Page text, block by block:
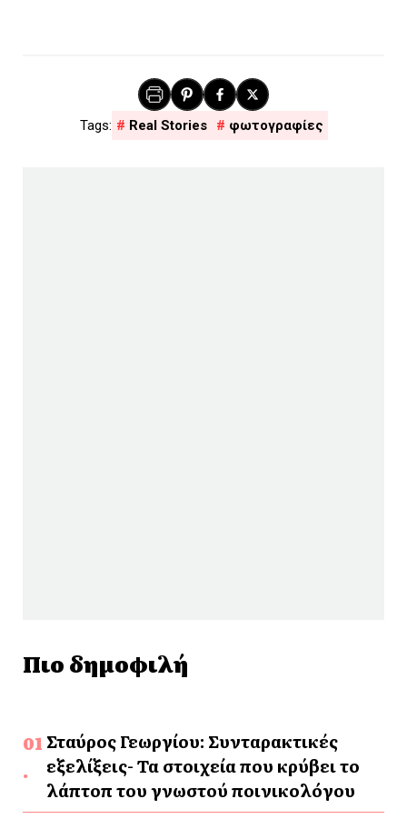
Real Stories φωτογραφίες
Πιο δημοφιλή
Σταύρος Γεωργίου: Συνταρακτικές
εξελίξεις- Τα στοιχεία που κρύβει το
λάπτοπ του γνωστού ποινικολόγου